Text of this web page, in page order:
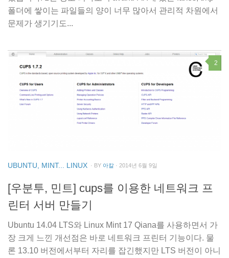
폴더에 쌓이는 파일들의 양이 너무 많아서 관리적 차원에서
문제가 생기기도...
2
UBUNTU, MINT... LINUX · BY 아칼 · 2014년 6월 9일
[우분투, 민트] cups를 이용한 네트워크 프
린터 서버 만들기
Ubuntu 14.04 LTS와 Linux Mint 17 Qiana를 사용하면서 가
장 크게 느낀 개선점은 바로 네트워크 프린터 기능이다. 물
론 13.10 버전에서부터 자리를 잡긴했지만 LTS 버전이 아니